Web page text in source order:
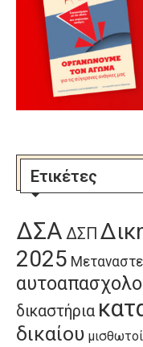
Ετικέτες
ΔΣΑ ΔΣΠ
2025
δικαστήρια
δικαίου μισθωτοί